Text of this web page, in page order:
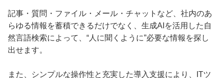
記事・質問・ファイル・メール・チャットなど、社内のあ
らゆる情報を蓄積できるだけでなく、生成AIを活用した自
然言語検索によって、“人に聞くように”必要な情報を探し
出せます。
また、シンプルな操作性と充実した導入支援により、ITツ